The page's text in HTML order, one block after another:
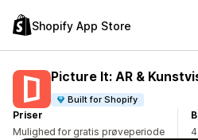
Shopify App Store
Picture It: AR &
Built for Shopify
Priser
Mulighed for gratis prøveperiode